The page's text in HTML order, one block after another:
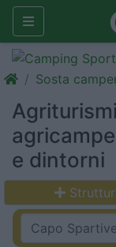
Sosta
e dintorni